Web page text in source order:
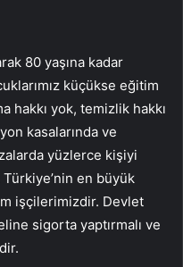
80 yaşına kadar
küçükse eğitim
hakkı yok, temizlik hakkı
kasalarında ve
yüzlerce kişiyi
en büyük
işçilerimizdir. Devlet
sigorta yaptırmalı ve